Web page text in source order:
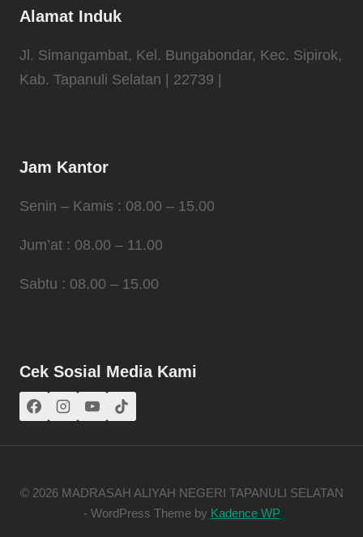
Alamat Induk
Jl. Simangambat, Kel. Bungabondar, Kec. Sipirok,
Kab. Tapanuli Selatan | 22739 |
Jam Kantor
Senin – Kamis : 08.00 – 15.00
Jum’at : 08.00 – 11.00
Sabtu : 08.00 – 15.00
Cek Sosial Media Kami
© 2026 MADRASAH ALIYAH NEGERI TAPANULI SELATAN
- WordPress Theme by Kadence WP